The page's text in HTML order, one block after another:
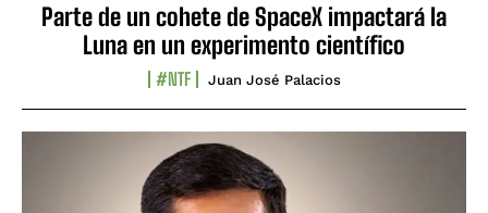
Parte de un cohete de SpaceX impactará la
Luna en un experimento científico
#NTF Juan José Palacios